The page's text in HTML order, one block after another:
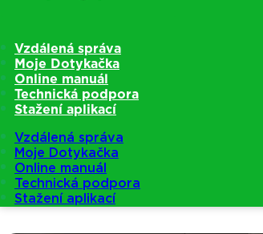
Vzdálená správa
Moje Dotykačka
Online manuál
Technická podpora
Stažení aplikací
Vzdálená správa
Moje Dotykačka
Online manuál
Technická podpora
Stažení aplikací